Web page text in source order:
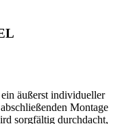
äußerst individueller
Montage
sorgfältig durchdacht,